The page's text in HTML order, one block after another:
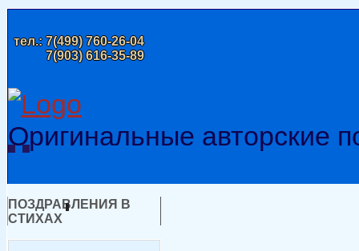
тел.:7(499) 760-26-04
7(903) 616-35-89
Оригинальные авторские
ПОЗДРАВЛЕНИЯ В
СТИХАХ